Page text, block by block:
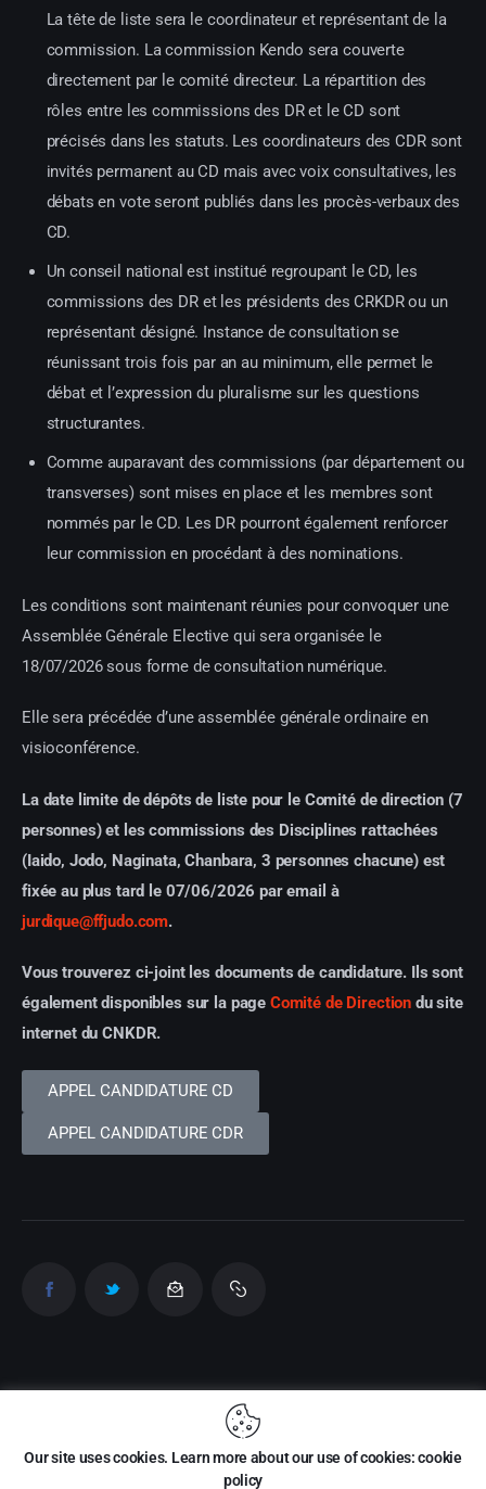
La tête de liste sera le coordinateur et représentant de la
commission. La commission Kendo sera couverte
directement par le comité directeur. La répartition des
rôles entre les commissions des DR et le CD sont
précisés dans les statuts. Les coordinateurs des CDR sont
invités permanent au CD mais avec voix consultatives, les
débats en vote seront publiés dans les procès-verbaux des
CD.
Un conseil national est institué regroupant le CD, les
commissions des DR et les présidents des CRKDR ou un
représentant désigné. Instance de consultation se
réunissant trois fois par an au minimum, elle permet le
débat et l’expression du pluralisme sur les questions
structurantes.
Comme auparavant des commissions (par département ou
transverses) sont mises en place et les membres sont
nommés par le CD. Les DR pourront également renforcer
leur commission en procédant à des nominations.
Les conditions sont maintenant réunies pour convoquer une
Assemblée Générale Elective qui sera organisée le
18/07/2026 sous forme de consultation numérique.
Elle sera précédée d’une assemblée générale ordinaire en
visioconférence.
La date limite de dépôts de liste pour le Comité de direction (7
personnes) et les commissions des Disciplines rattachées
(Iaido, Jodo, Naginata, Chanbara, 3 personnes chacune) est
fixée au plus tard le 07/06/2026 par email à
jurdique@ffjudo.com.
Vous trouverez ci-joint les documents de candidature. Ils sont
également disponibles sur la page Comité de Direction du site
internet du CNKDR.
APPEL CANDIDATURE CD
APPEL CANDIDATURE CDR
Itheac © 2026. Tous droits réservés
MENTIONS LÉGALES
Our site uses cookies. Learn more about our use of cookies: cookie
policy